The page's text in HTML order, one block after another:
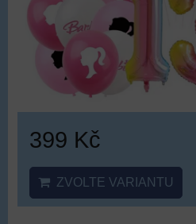
399 Kč
ZVOLTE VARIANTU